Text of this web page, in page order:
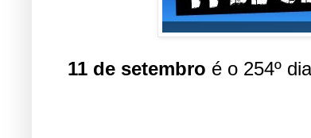
11 de setembro é o 254º